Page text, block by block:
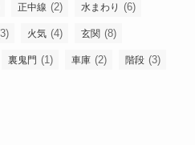
正中線 (2) 水まわり (6)
火気 (4) 玄関 (8)
裏鬼門 (1) 車庫 (2) 階段 (3)